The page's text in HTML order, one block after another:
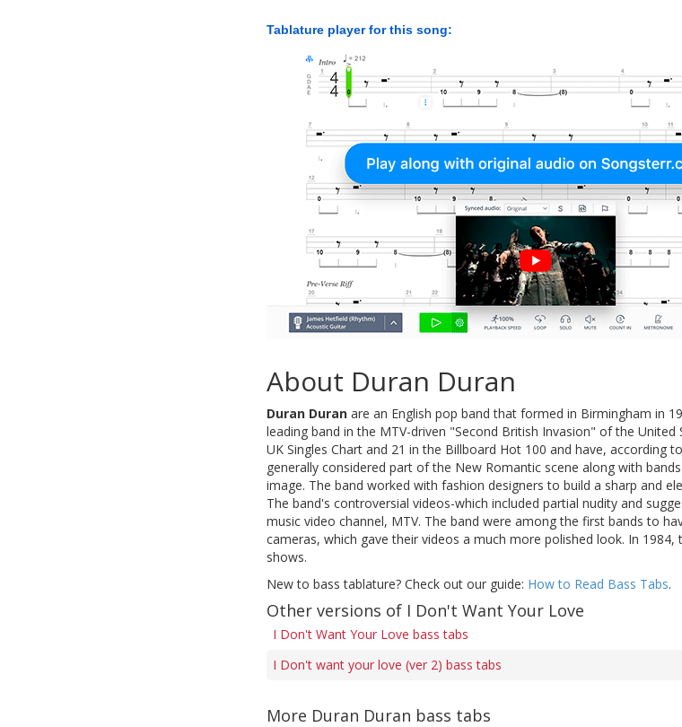
Tablature player for this song:
About Duran Duran
Duran Duran are an English pop band that formed in Birmingham in
leading band in the MTV-driven "Second British Invasion" of the
UK Singles Chart and 21 in the Billboard Hot 100 and have,
generally considered part of the New Romantic scene along with
image. The band worked with fashion designers to build a sharp and
The band's controversial videos-which included partial nudity and
music video channel, MTV. The band were among the first bands to
cameras, which gave their videos a much more polished look. In
shows.
New to bass tablature? Check out our guide: How to Read Bass Tabs.
Other versions of I Don't Want Your Love
I Don't Want Your Love bass tabs
I Don't want your love (ver 2) bass tabs
More Duran Duran bass tabs